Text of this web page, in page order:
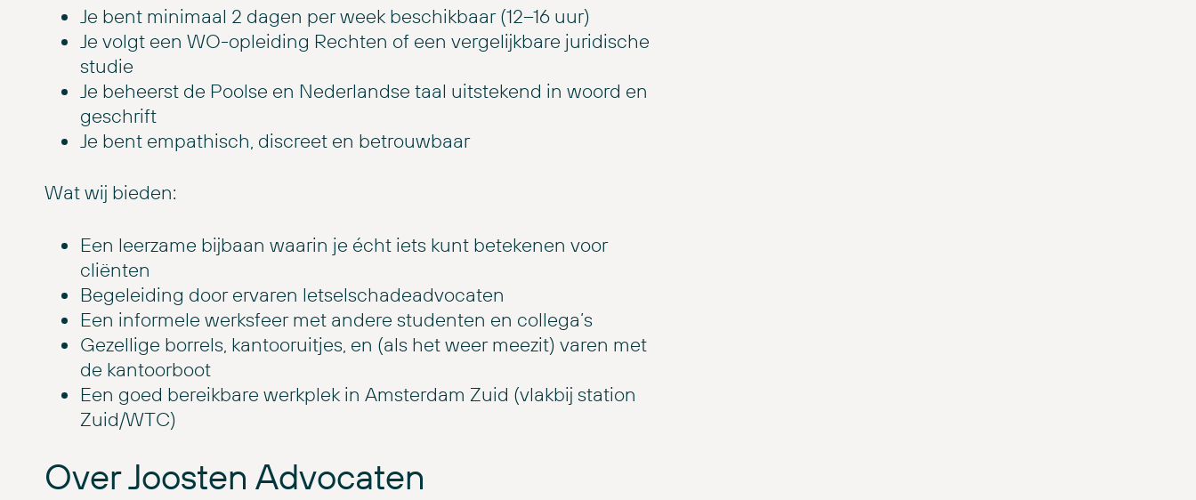
Je bent minimaal 2 dagen per week beschikbaar (12–16 uur)
Je volgt een WO-opleiding Rechten of een vergelijkbare juridische
studie
Je beheerst de Poolse en Nederlandse taal uitstekend in woord en
geschrift
Je bent empathisch, discreet en betrouwbaar
Wat wij bieden:
Een leerzame bijbaan waarin je écht iets kunt betekenen voor
cliënten
Begeleiding door ervaren letselschadeadvocaten
Een informele werksfeer met andere studenten en collega’s
Gezellige borrels, kantooruitjes, en (als het weer meezit) varen met
de kantoorboot
Een goed bereikbare werkplek in Amsterdam Zuid (vlakbij station
Zuid/WTC)
Over Joosten Advocaten